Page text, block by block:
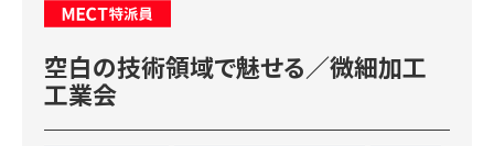
MECT特派員
空白の技術領域で魅せる／微細加工
工業会